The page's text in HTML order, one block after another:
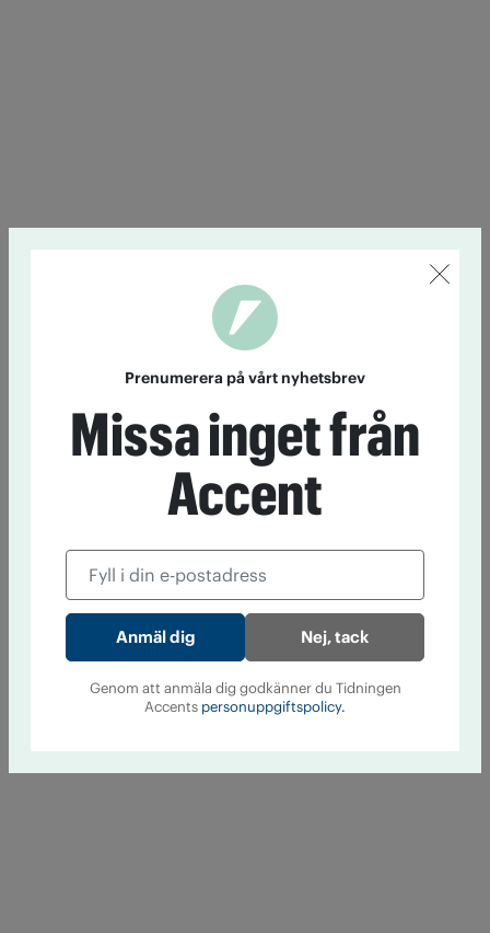
Prenumerera på vårt nyhetsbrev
Missa inget från
Accent
Nej, tack
Genom att anmäla dig godkänner du Tidningen
Accents personuppgiftspolicy.